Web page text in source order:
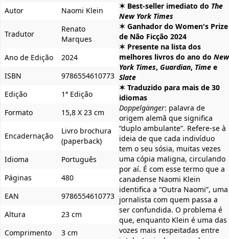
Autor Naomi Klein
Tradutor
Renato
Marques
Ano de Edição
2024
ISBN
9786554610773
Edição
1ª Edição
Formato
15,8 X 23 cm
Encadernação
Livro brochura
(paperback)
Idioma
Português
Páginas
480
EAN
9786554610773
Altura
23 cm
Comprimento
3 cm
✶ Best-seller imediato do The
New York Times
✶ Ganhador do Women's Prize
de Não Ficção 2024
✶ Presente na lista dos
melhores livros do ano do New
York Times, Guardian, Time e
Slate
✶ Traduzido para mais de 30
idiomas
Doppelgänger: palavra de
origem alemã que significa
“duplo ambulante”. Refere-se à
ideia de que cada indivíduo
tem o seu sósia, muitas vezes
uma cópia maligna, circulando
por aí. É com esse termo que a
canadense Naomi Klein
identifica a “Outra Naomi”, uma
jornalista com quem passa a
ser confundida. O problema é
que, enquanto Klein é uma das
vozes mais respeitadas entre